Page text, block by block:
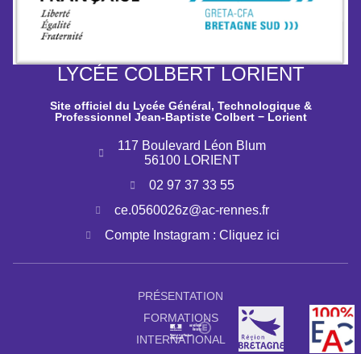
LYCÉE COLBERT LORIENT
Site officiel du Lycée Général, Technologique &
Professionnel Jean-Baptiste Colbert − Lorient
117 Boulevard Léon Blum
56100 LORIENT
02 97 37 33 55
ce.0560026z@ac-rennes.fr
Compte Instagram : Cliquez ici
PRÉSENTATION
FORMATIONS
INTERNATIONAL